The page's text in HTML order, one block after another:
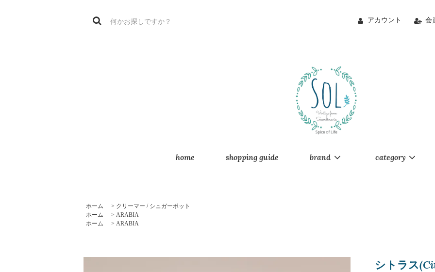
アカウント 会
home shopping guide brand category
ホーム > クリーマー / シュガーポット
ホーム
> ARABIA
ホーム
> ARABIA
シトラス